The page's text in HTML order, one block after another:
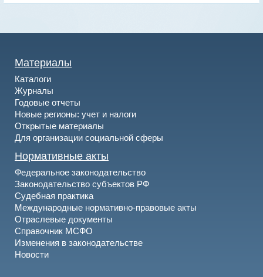
Материалы
Каталоги
Журналы
Годовые отчеты
Новые регионы: учет и налоги
Открытые материалы
Для организации социальной сферы
Нормативные акты
Федеральное законодательство
Законодательство субъектов РФ
Судебная практика
Международные нормативно-правовые акты
Отраслевые документы
Справочник МСФО
Изменения в законодательстве
Новости